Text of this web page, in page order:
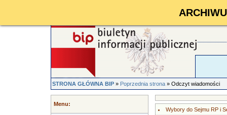
STRONA GŁÓWNA BIP»Poprzednia strona» Odczyt wiadomości
Menu:
Wybory do Sejmu RP i